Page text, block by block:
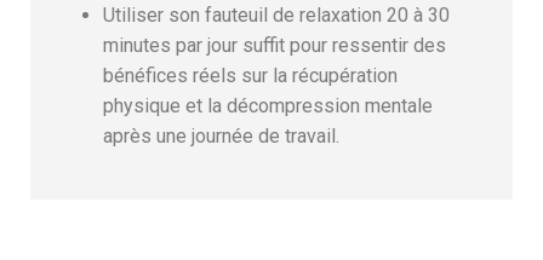
Utiliser son fauteuil de relaxation 20 à 30
minutes par jour suffit pour ressentir des
bénéfices réels sur la récupération
physique et la décompression mentale
après une journée de travail.